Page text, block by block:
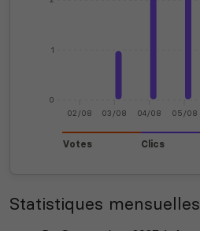
0
1
02/08 03/08 04/08 05/08
Votes Clics
Statistiques mensuelles